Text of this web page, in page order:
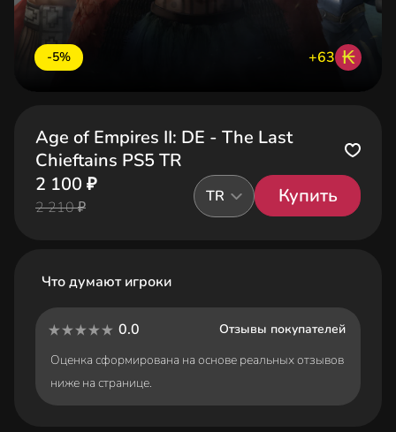
-5% +63 ₭
Age of Empires II: DE - The Last
Chieftains PS5 TR
2 100 ₽
2 210 ₽
TR Купить
Что думают игроки
0.0
Отзывы покупателей
Оценка сформирована на основе реальных отзывов
ниже на странице.